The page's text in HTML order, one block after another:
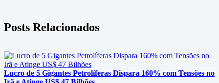
Posts Relacionados
Lucro de 5 Gigantes Petrolíferas Dispara 160% com Tensões no